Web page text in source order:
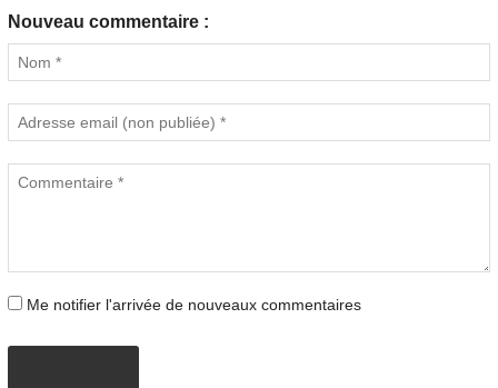
Nouveau commentaire :
Me notifier l'arrivée de nouveaux commentaires